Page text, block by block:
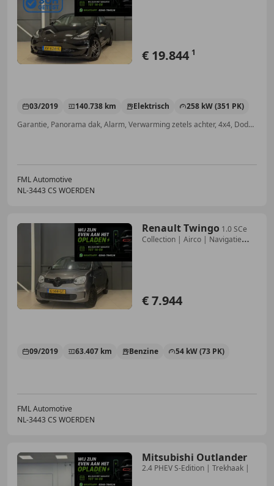
€ 19.844 1
03/2019 140.738 km Elektrisch
258 kW (351 PK)
Garantie, Panorama dak, Alarm, Verwarming zetels achter, 4x4, Dodehoekdetectie, Adaptieve Cruise Control, ABS
FML Automotive
NL-3443 CS WOERDEN
Renault Twingo 1.0 SCe
Collection | Airco | Navigatie
€ 7.944
09/2019 63.407 km Benzine 54 kW (73 PK)
FML Automotive
NL-3443 CS WOERDEN
Mitsubishi Outlander
2.4 PHEV S-Edition | Trekhaak |